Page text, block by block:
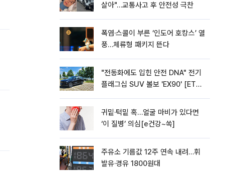
살아"…교통사고 후 안전성 극찬
폭염·스콜이 부른 ‘인도어 호캉스’ 열
풍…체류형 패키지 뜬다
"전동화에도 입힌 안전 DNA" 전기
플래그십 SUV 볼보 'EX90' [ET의
귀밑·턱밑 혹…얼굴 마비가 있다면
‘이 질병’ 의심[e건강~쏙]
주유소 기름값 12주 연속 내려…휘
발유·경유 1800원대